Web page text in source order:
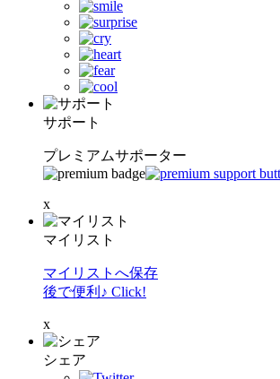
サポート
プレミアムサポーター
x
マイリスト
マイリストへ保存
後で便利♪ Click!
x
シェア